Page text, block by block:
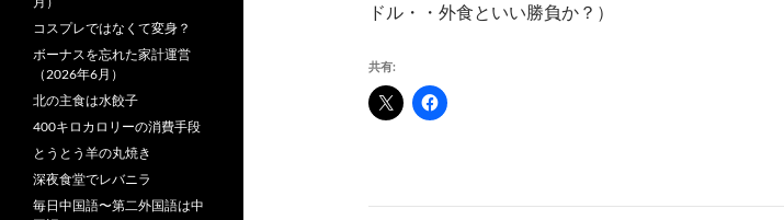
ドル・・外食といい勝負か？）
共有:
コスプレではなくて変身？
ボーナスを忘れた家計運営
（2026年6月）
北の主食は水餃子
400キロカロリーの消費手段
とうとう羊の丸焼き
深夜食堂でレバニラ
毎日中国語〜第二外国語は中